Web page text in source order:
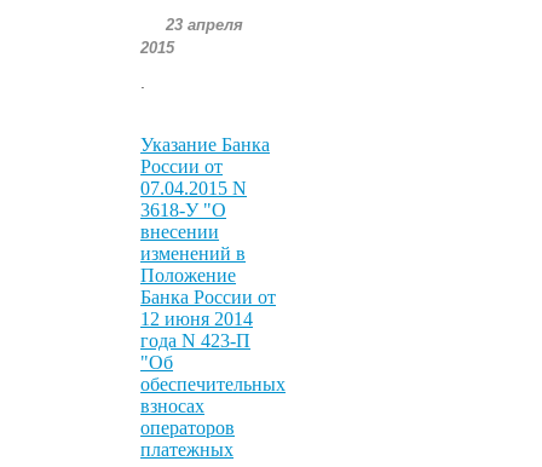
23 апреля
2015
.
Указание Банка
России от
07.04.2015 N
3618-У "О
внесении
изменений в
Положение
Банка России от
12 июня 2014
года N 423-П
"Об
обеспечительных
взносах
операторов
платежных